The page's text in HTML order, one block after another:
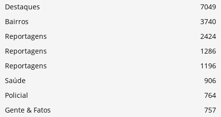
Destaques
7049
Bairros
3740
Reportagens
2424
Reportagens
1286
Reportagens
1196
Saúde
906
Policial
764
Gente & Fatos
757